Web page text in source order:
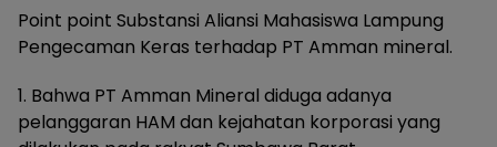
Point point Substansi Aliansi Mahasiswa Lampung
Pengecaman Keras terhadap PT Amman mineral.
1. Bahwa PT Amman Mineral diduga adanya
pelanggaran HAM dan kejahatan korporasi yang